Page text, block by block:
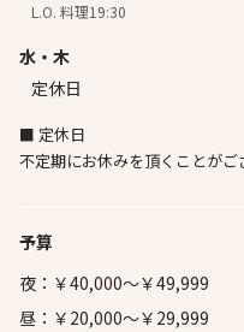
L.O. 料理19:30
水・木
定休日
■ 定休日
不定期にお休みを頂くことがご
予算
夜：￥40,000～￥49,999
昼：￥20,000～￥29,999